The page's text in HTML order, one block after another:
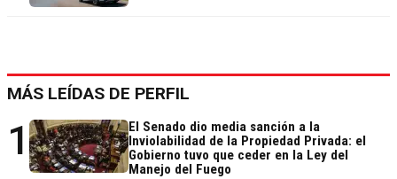
MÁS LEÍDAS DE PERFIL
1
El Senado dio media sanción a la
Inviolabilidad de la Propiedad Privada: el
Gobierno tuvo que ceder en la Ley del
Manejo del Fuego